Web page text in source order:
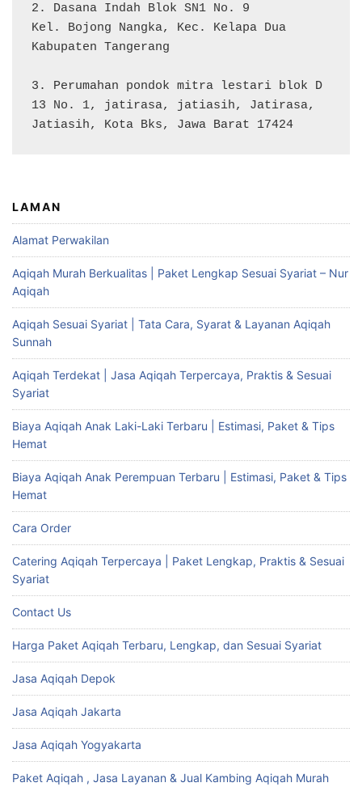
2. Dasana Indah Blok SN1 No. 9
Kel. Bojong Nangka, Kec. Kelapa Dua
Kabupaten Tangerang
3. Perumahan pondok mitra lestari blok D
13 No. 1, jatirasa, jatiasih, Jatirasa,
Jatiasih, Kota Bks, Jawa Barat 17424
LAMAN
Alamat Perwakilan
Aqiqah Murah Berkualitas | Paket Lengkap Sesuai Syariat – Nur
Aqiqah
Aqiqah Sesuai Syariat | Tata Cara, Syarat & Layanan Aqiqah
Sunnah
Aqiqah Terdekat | Jasa Aqiqah Terpercaya, Praktis & Sesuai
Syariat
Biaya Aqiqah Anak Laki-Laki Terbaru | Estimasi, Paket & Tips
Hemat
Biaya Aqiqah Anak Perempuan Terbaru | Estimasi, Paket & Tips
Hemat
Cara Order
Catering Aqiqah Terpercaya | Paket Lengkap, Praktis & Sesuai
Syariat
Contact Us
Harga Paket Aqiqah Terbaru, Lengkap, dan Sesuai Syariat
Jasa Aqiqah Depok
Jasa Aqiqah Jakarta
Jasa Aqiqah Yogyakarta
Paket Aqiqah , Jasa Layanan & Jual Kambing Aqiqah Murah